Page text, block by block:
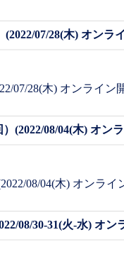
07/28(木) オンラ
07/28(木) オンライン
(2022/08/04(木) オン
08/04(木) オンライ
08/30-31(火-水) オン